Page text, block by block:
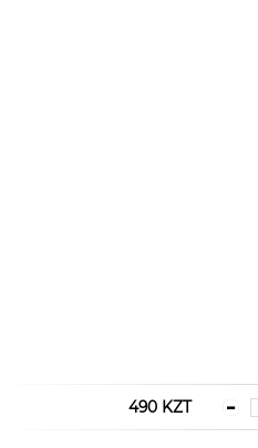
490 KZT